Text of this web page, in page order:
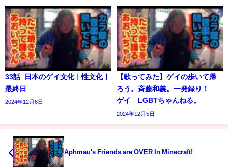
33話_日本のゲイ文化ㅣ性文化ㅣ
最終日
2024年12月6日
【歌ってみた】ゲイの歩いて帰
ろう。斉藤和義。一発録り！
ゲイ LGBTちゃんねる。
2024年12月5日
Aphmau's Friends are OVER In Minecraft!